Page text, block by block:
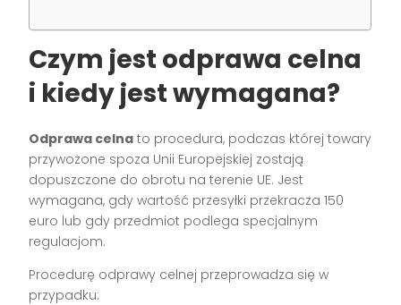
Czym jest odprawa celna
i kiedy jest wymagana?
Odprawa celna to procedura, podczas której towary
przywożone spoza Unii Europejskiej zostają
dopuszczone do obrotu na terenie UE. Jest
wymagana, gdy wartość przesyłki przekracza 150
euro lub gdy przedmiot podlega specjalnym
regulacjom.
Procedurę odprawy celnej przeprowadza się w
przypadku: